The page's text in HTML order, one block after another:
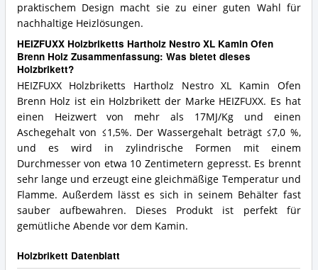
praktischem Design macht sie zu einer guten Wahl für
nachhaltige Heizlösungen.
HEIZFUXX Holzbriketts Hartholz Nestro XL Kamin Ofen
Brenn Holz Zusammenfassung: Was bietet dieses
Holzbrikett?
HEIZFUXX Holzbriketts Hartholz Nestro XL Kamin Ofen
Brenn Holz ist ein Holzbrikett der Marke HEIZFUXX. Es hat
einen Heizwert von mehr als 17MJ/Kg und einen
Aschegehalt von ≤1,5%. Der Wassergehalt beträgt ≤7,0 %,
und es wird in zylindrische Formen mit einem
Durchmesser von etwa 10 Zentimetern gepresst. Es brennt
sehr lange und erzeugt eine gleichmäßige Temperatur und
Flamme. Außerdem lässt es sich in seinem Behälter fast
sauber aufbewahren. Dieses Produkt ist perfekt für
gemütliche Abende vor dem Kamin.
Holzbrikett Datenblatt